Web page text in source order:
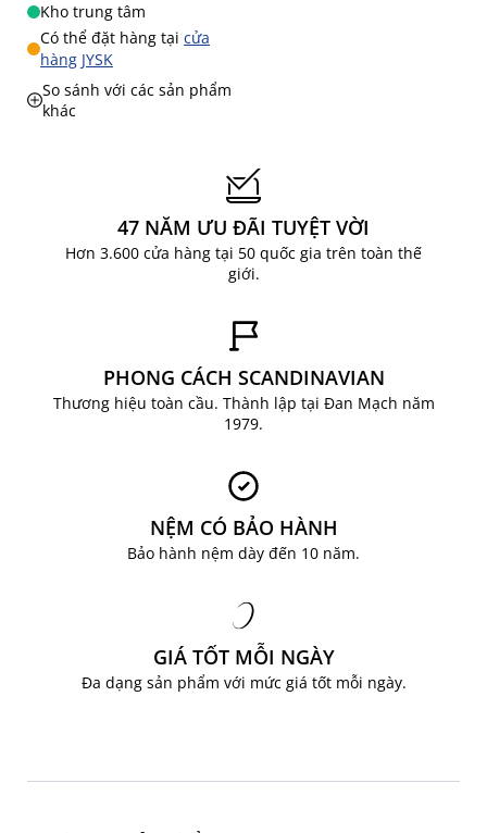
Kho trung tâm
Có thể đặt hàng tại cửa
hàng JYSK
So sánh với các sản phẩm
khác
47 NĂM ƯU ĐÃI TUYỆT VỜI
Hơn 3.600 cửa hàng tại 50 quốc gia trên toàn thế
giới.
PHONG CÁCH SCANDINAVIAN
Thương hiệu toàn cầu. Thành lập tại Đan Mạch năm
1979.
NỆM CÓ BẢO HÀNH
Bảo hành nệm dày đến 10 năm.
GIÁ TỐT MỖI NGÀY
Đa dạng sản phẩm với mức giá tốt mỗi ngày.